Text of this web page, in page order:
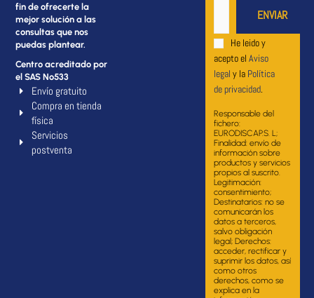
fin de ofrecerte la
mejor solución a las
consultas que nos
puedas plantear.
Centro acreditado por
el SAS Nº533
Envío gratuito
Compra en tienda
física
Servicios
postventa
He leido y
acepto el Aviso
legal y la Política
de privacidad.
Responsable del
fichero:
EURODISCAP.S. L;
Finalidad: envío de
información sobre
productos y servicios
propios al suscrito.
Legitimación:
consentimiento;
Destinatarios: no se
comunicarán los
datos a terceros,
salvo obligación
legal; Derechos:
acceder, rectificar y
suprimir los datos, así
como otros
derechos, como se
explica en la